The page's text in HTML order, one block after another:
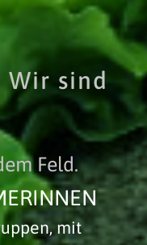
Wir sind
Feld.
mit